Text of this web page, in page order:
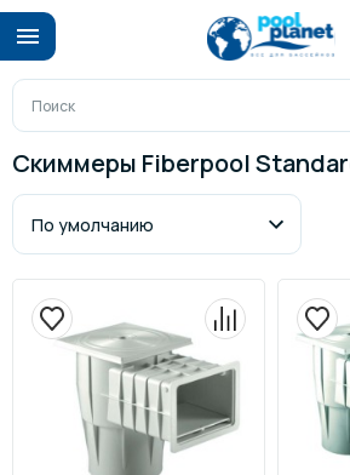
Скиммеры Fiberpool